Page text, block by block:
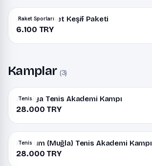
Raket Sporları
Ankara Raket Keşif Paketi
6.100 TRY
Kamplar (3)
Tenis
Antalya Tenis Akademi Kampı
28.000 TRY
Tenis
Bodrum (Muğla) Tenis Akademi Kampı
28.000 TRY